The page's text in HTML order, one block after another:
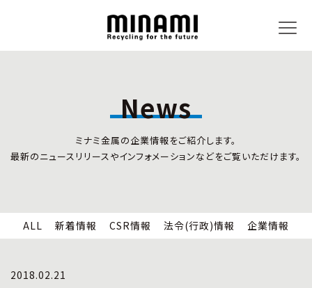
CSR情報
企業情報
事業内容
リサイクルサービス
小型家電リサイクル法
全国の回収対応
News
ミナミ金属の企業情報をご紹介します。
最新のニュースリリースやインフォメーションなどをご覧いただけます。
ALL 新着情報 CSR情報 法令(行政)情報 企業情報
2018.02.21